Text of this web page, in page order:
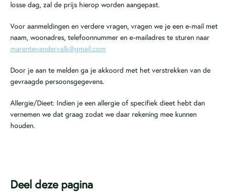
losse dag, zal de prijs hierop worden aangepast.
Voor aanmeldingen en verdere vragen, vragen we je een e-mail met
naam, woonadres, telefoonnummer en e-mailadres te sturen naar
marentevandervalk@gmail.com
Door je aan te melden ga je akkoord met het verstrekken van de
gevraagde persoonsgegevens.
Allergie/Dieet: Indien je een allergie of specifiek dieet hebt dan
vernemen we dat graag zodat we daar rekening mee kunnen
houden.
Deel deze pagina